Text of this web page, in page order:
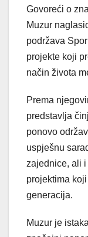
Govoreći o
Muzur
podržava
projekte koji
način života
Prema
predstavlja
ponovo
uspješnu
zajednice, ali
projektima
generacija.
Muzur je